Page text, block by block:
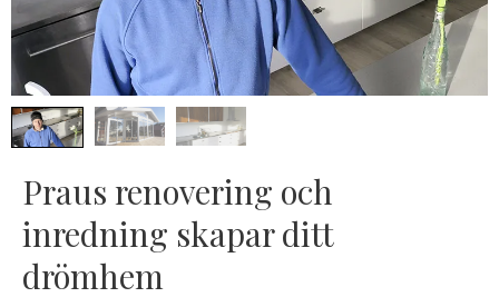
Praus renovering och
inredning skapar ditt
drömhem